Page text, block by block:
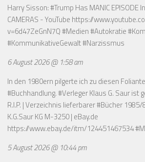
Harry Sisson: #Trump Has MANIC EPISODE
CAMERAS - YouTube https://
v=6d47ZeGnN7Q#Medien #Autokratie
#KommunikativeGewalt #Narzissmus
6 August 2026 @ 1:58 am
In den 1980ern pilgerte ich zu diesen
#Buchhandlung. #Verleger Klaus G. Saur ist
R.I.P. | Verzeichnis lieferbarer #Bücher
K.G.Saur KG M-3250 | eBay.de
https://www.ebay.de/itm/124451467534
5 August 2026 @ 10:44 pm